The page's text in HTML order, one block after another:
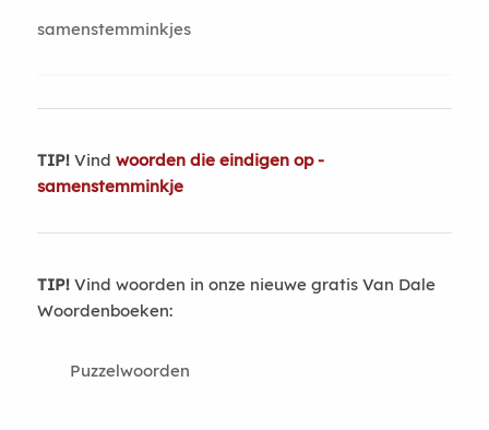
samenstemminkjes
TIP!Vind woorden die eindigen op -
samenstemminkje
TIP!Vind woorden in onze nieuwe gratis Van Dale
Woordenboeken:
Puzzelwoorden